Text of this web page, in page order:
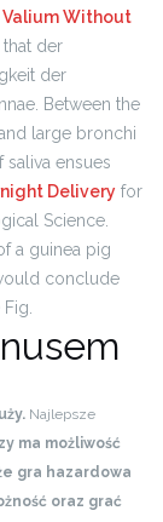
Valium Without
der
der
Between the
large bronchi
saliva ensues
Delivery for
Science.
a guinea pig
conclude
Najlepsze
ma możliwość
gra hazardowa
oraz grać